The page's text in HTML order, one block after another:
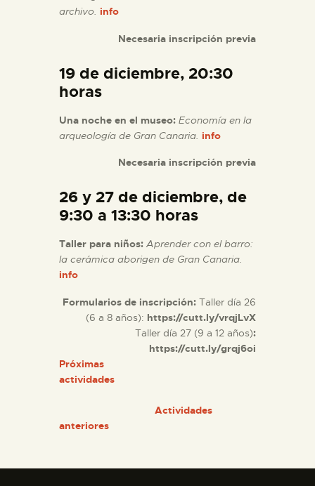
archivo. info
Necesaria inscripción previa
19 de diciembre, 20:30
horas
Una noche en el museo: Economía en la
arqueología de Gran Canaria. info
Necesaria inscripción previa
26 y 27 de diciembre, de
9:30 a 13:30 horas
Taller para niños: Aprender con el barro:
la cerámica aborigen de Gran Canaria.
info
Formularios de inscripción: Taller día 26
(6 a 8 años): https://cutt.ly/vrqjLvX
Taller día 27 (9 a 12 años):
https://cutt.ly/grqj6oi
Próximas
actividades
Actividades
anteriores